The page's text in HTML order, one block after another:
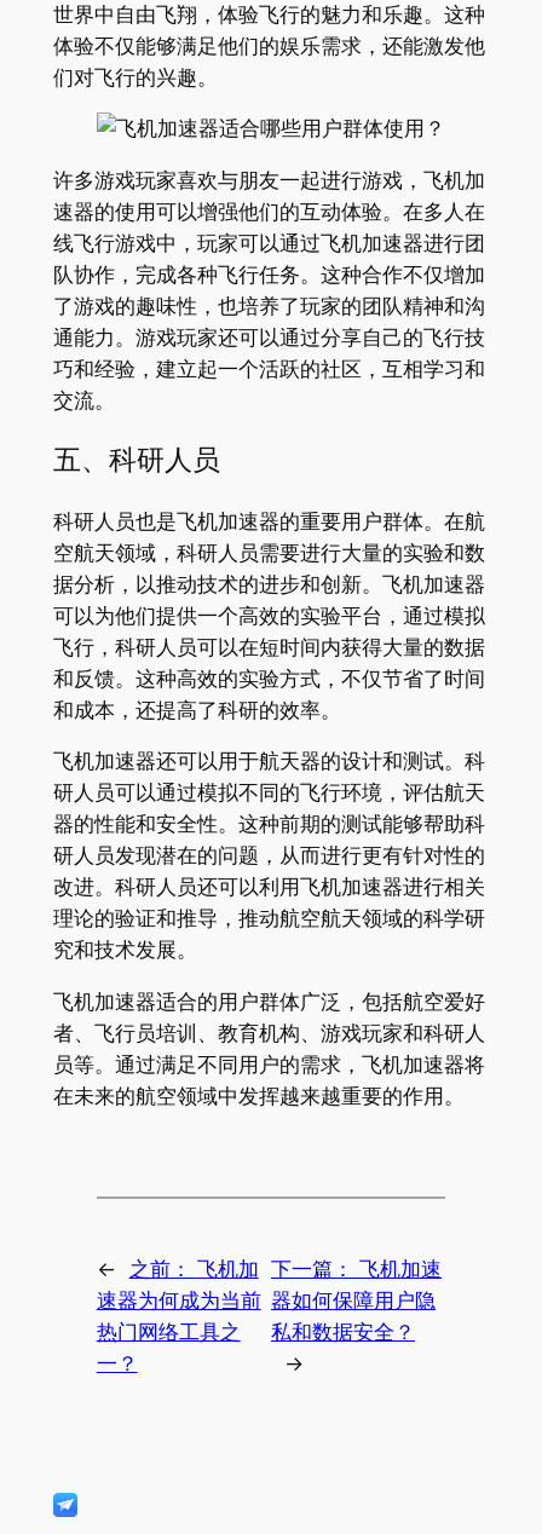
世界中自由飞翔，体验飞行的魅力和乐趣。这种
体验不仅能够满足他们的娱乐需求，还能激发他
们对飞行的兴趣。
许多游戏玩家喜欢与朋友一起进行游戏，飞机加
速器的使用可以增强他们的互动体验。在多人在
线飞行游戏中，玩家可以通过飞机加速器进行团
队协作，完成各种飞行任务。这种合作不仅增加
了游戏的趣味性，也培养了玩家的团队精神和沟
通能力。游戏玩家还可以通过分享自己的飞行技
巧和经验，建立起一个活跃的社区，互相学习和
交流。
五、科研人员
科研人员也是飞机加速器的重要用户群体。在航
空航天领域，科研人员需要进行大量的实验和数
据分析，以推动技术的进步和创新。飞机加速器
可以为他们提供一个高效的实验平台，通过模拟
飞行，科研人员可以在短时间内获得大量的数据
和反馈。这种高效的实验方式，不仅节省了时间
和成本，还提高了科研的效率。
飞机加速器还可以用于航天器的设计和测试。科
研人员可以通过模拟不同的飞行环境，评估航天
器的性能和安全性。这种前期的测试能够帮助科
研人员发现潜在的问题，从而进行更有针对性的
改进。科研人员还可以利用飞机加速器进行相关
理论的验证和推导，推动航空航天领域的科学研
究和技术发展。
飞机加速器适合的用户群体广泛，包括航空爱好
者、飞行员培训、教育机构、游戏玩家和科研人
员等。通过满足不同用户的需求，飞机加速器将
在未来的航空领域中发挥越来越重要的作用。
← 之前： 飞机加
速器为何成为当前
热门网络工具之
一？
下一篇： 飞机加速
器如何保障用户隐
私和数据安全？
→